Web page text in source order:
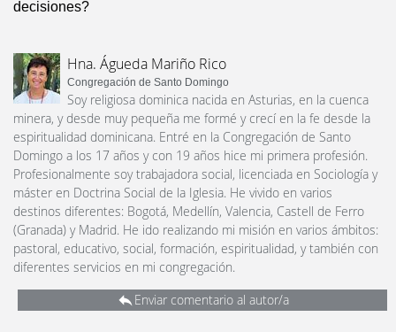
decisiones?
Hna. Águeda Mariño Rico
Congregación de Santo Domingo
Soy religiosa dominica nacida en Asturias, en la cuenca
minera, y desde muy pequeña me formé y crecí en la fe desde la
espiritualidad dominicana. Entré en la Congregación de Santo
Domingo a los 17 años y con 19 años hice mi primera profesión.
Profesionalmente soy trabajadora social, licenciada en Sociología y
máster en Doctrina Social de la Iglesia. He vivido en varios
destinos diferentes: Bogotá, Medellín, Valencia, Castell de Ferro
(Granada) y Madrid. He ido realizando mi misión en varios ámbitos:
pastoral, educativo, social, formación, espiritualidad, y también con
diferentes servicios en mi congregación.
Enviar comentario al autor/a